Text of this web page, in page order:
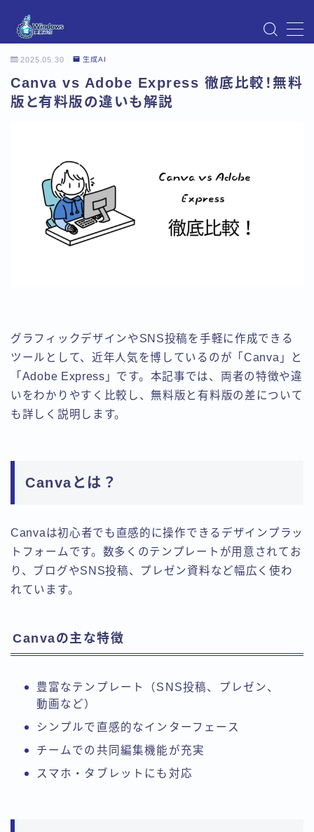
Instagram
Windows Updateの不具合・エラー対処法まとめ
【Windows11対応】
デモプリセット記事 Part07
トップページ
プライバシーポリシー
プロフィール
メニュー
利用規約／特定商取引法に基づく表記
2025.05.30 生成AI
Canva vs Adobe Express 徹底比較！無料
版と有料版の違いも解説
グラフィックデザインやSNS投稿を手軽に作成できる
ツールとして、近年人気を博しているのが「Canva」と
「Adobe Express」です。本記事では、両者の特徴や違
いをわかりやすく比較し、無料版と有料版の差について
も詳しく説明します。
Canvaとは？
Canvaは初心者でも直感的に操作できるデザインプラッ
トフォームです。数多くのテンプレートが用意されてお
り、ブログやSNS投稿、プレゼン資料など幅広く使わ
れています。
Canvaの主な特徴
豊富なテンプレート（SNS投稿、プレゼン、
動画など）
シンプルで直感的なインターフェース
チームでの共同編集機能が充実
スマホ・タブレットにも対応